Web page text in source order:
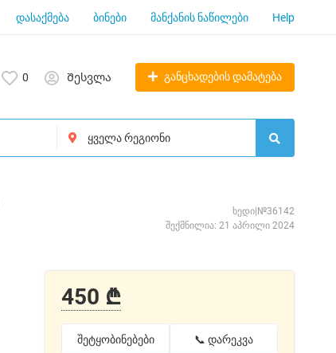
დასაქმება ბინები მანქანის ნაწილები Help
0 Შესვლა განცხადების დამატება
ხედი|№36142
შექმნილია: 21 აპრილი 2024
450 ₾
შეტყობინებები 📞 დარეკვა